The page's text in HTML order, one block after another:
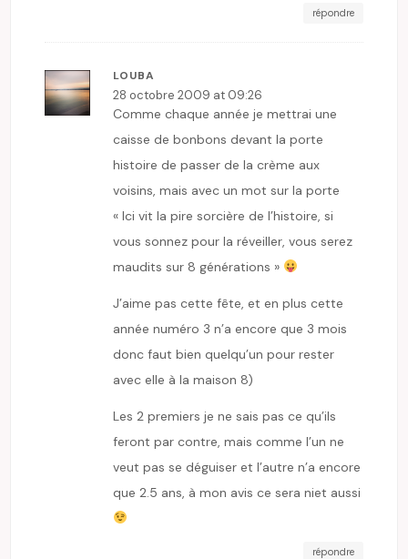
répondre
LOUBA
28 octobre 2009 at 09:26
Comme chaque année je mettrai une
caisse de bonbons devant la porte
histoire de passer de la crème aux
voisins, mais avec un mot sur la porte
« Ici vit la pire sorcière de l’histoire, si
vous sonnez pour la réveiller, vous serez
maudits sur 8 générations »
J’aime pas cette fête, et en plus cette
année numéro 3 n’a encore que 3 mois
donc faut bien quelqu’un pour rester
avec elle à la maison 8)
Les 2 premiers je ne sais pas ce qu’ils
feront par contre, mais comme l’un ne
veut pas se déguiser et l’autre n’a encore
que 2.5 ans, à mon avis ce sera niet aussi
répondre